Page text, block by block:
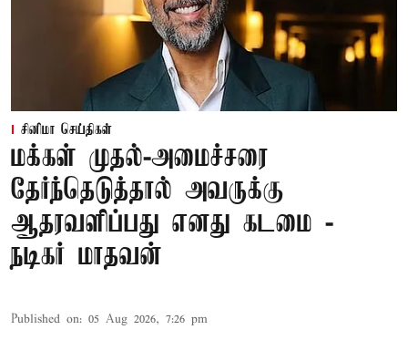
சினிமா செய்திகள்
மக்கள் முதல்-அமைச்சரை
தேர்ந்தெடுத்தால் அவருக்கு
ஆதரவளிப்பது எனது கடமை -
நடிகர் மாதவன்
Published on: 05 Aug 2026, 7:26 pm